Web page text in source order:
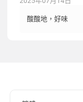
酸酸地，好味